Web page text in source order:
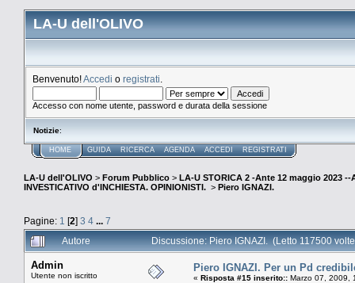
LA-U dell'OLIVO
Benvenuto!Accedi o registrati
Accesso con nome utente, password e durata della sessione
Notizie:
HOME GUIDA RICERCA AGENDA ACCEDI REGISTRATI
LA-U dell'OLIVO > Forum Pubblico > LA-U STORICA 2 -Ante 12 maggio 2023 --
INVESTICATIVO d'INCHIESTA. OPINIONISTI. > Piero IGNAZI.
Pagine: 1 [2] 3 4 ... 7
Autore
Discussione: Piero IGNAZI. (Letto 117500
Admin
Utente non iscritto
Piero IGNAZI. Per un Pd
« Risposta #15 inserito:: Marzo 07, 2009,